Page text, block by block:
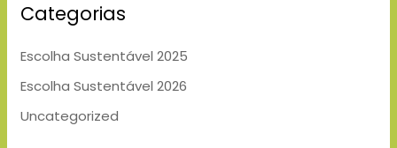
Categorias
Escolha Sustentável 2025
Escolha Sustentável 2026
Uncategorized